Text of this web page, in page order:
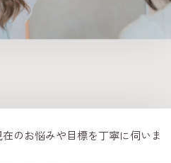
のお悩みや目標を丁寧に伺いま